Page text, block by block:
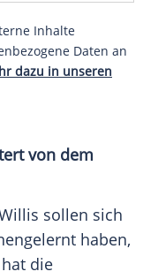
Inhalte
Daten an
dazu in unseren
von dem
sollen sich
haben,
die